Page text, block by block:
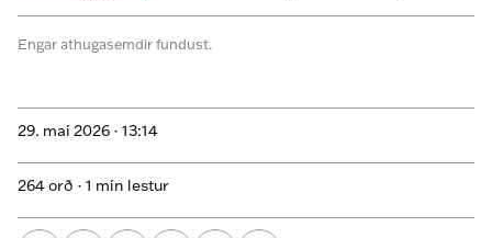
Engar athugasemdir fundust.
29. maí 2026 · 13:14
264 orð · 1 mín lestur